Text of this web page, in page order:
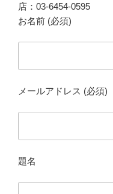
店：03-6454-0595
お名前 (必須)
メールアドレス (必須)
題名